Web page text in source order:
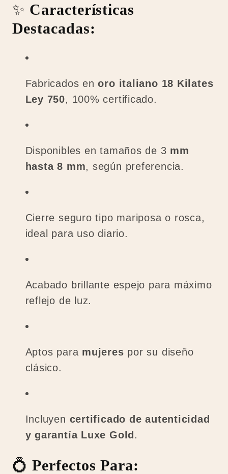
✨ Características
Destacadas:
Fabricados enoro italiano 18 Kilates
Ley 750, 100% certificado.
Disponibles en tamaños de 3 mm
hasta 8 mm, según preferencia.
Cierre seguro tipo mariposa o rosca,
ideal para uso diario.
Acabado brillante espejo para máximo
reflejo de luz.
Aptos para mujeres por su diseño
clásico.
Incluyen certificado de autenticidad
y garantía Luxe Gold .
💍Perfectos Para: